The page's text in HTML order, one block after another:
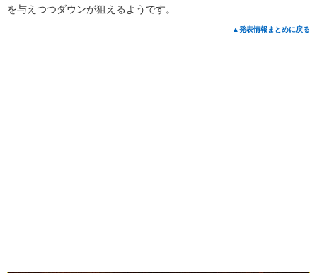
を与えつつダウンが狙えるようです。
▲発表情報まとめに戻る